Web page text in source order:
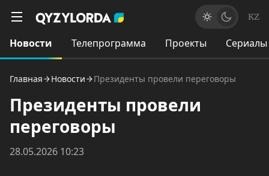
KZ
Новости Телепрограмма Проекты Сериалы
Главная Новости Президенты провели переговоры
Президенты провели
переговоры
28.05.2026 10:23